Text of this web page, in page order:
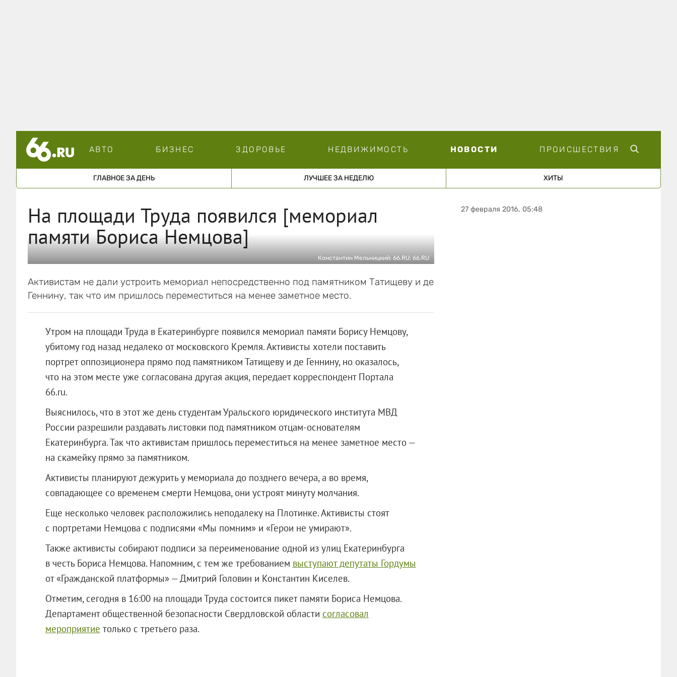
АВТО БИЗНЕС ЗДОРОВЬЕ НЕДВИЖИМОСТЬ НОВОСТИ ПРОИСШЕСТВИЯ
ГЛАВНОЕ ЗА ДЕНЬ ЛУЧШЕЕ ЗА НЕДЕЛЮ ХИТЫ
На площади Труда появился [мемориал
памяти Бориса Немцова]
Константин Мельницкий; 66.RU; 66.RU
Активистам не дали устроить мемориал непосредственно под памятником Татищеву и де
Геннину, так что им пришлось переместиться на менее заметное место.
Утром на площади Труда в Екатеринбурге появился мемориал памяти Борису Немцову,
убитому год назад недалеко от московского Кремля. Активисты хотели поставить
портрет оппозиционера прямо под памятником Татищеву и де Геннину, но оказалось,
что на этом месте уже согласована другая акция, передает корреспондент Портала
66.ru.
Выяснилось, что в этот же день студентам Уральского юридического института МВД
России разрешили раздавать листовки под памятником отцам-основателям
Екатеринбурга. Так что активистам пришлось переместиться на менее заметное место —
на скамейку прямо за памятником.
Активисты планируют дежурить у мемориала до позднего вечера, а во время,
совпадающее со временем смерти Немцова, они устроят минуту молчания.
Еще несколько человек расположились неподалеку на Плотинке. Активисты стоят
с портретами Немцова с подписями «Мы помним» и «Герои не умирают».
Также активисты собирают подписи за переименование одной из улиц Екатеринбурга
в честь Бориса Немцова. Напомним, с тем же требованием выступают депутаты Гордумы
от «Гражданской платформы» — Дмитрий Головин и Константин Киселев.
Отметим, сегодня в 16:00 на площади Труда состоится пикет памяти Бориса Немцова.
Департамент общественной безопасности Свердловской области согласовал
мероприятие только с третьего раза.
27 февраля 2016, 05:48